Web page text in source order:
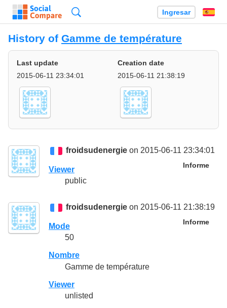
Ingresar
History of Gamme de température
Last update
2015-06-11 23:34:01
Creation date
2015-06-11 21:38:19
froidsudenergie on 2015-06-11 23:34:01
Informe
Viewer
public
froidsudenergie on 2015-06-11 21:38:19
Informe
Mode
50
Nombre
Gamme de température
Viewer
unlisted